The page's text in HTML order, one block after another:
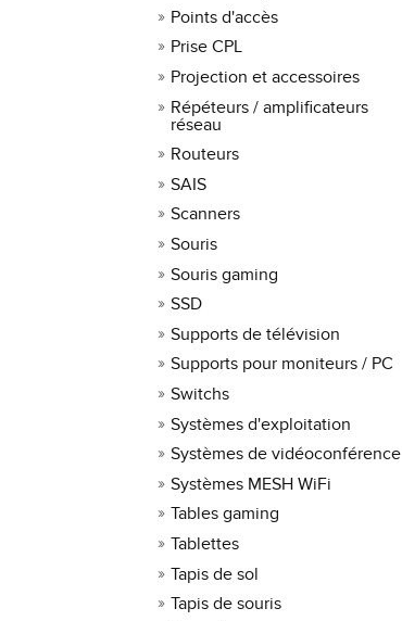
Points d'accès
Prise CPL
Projection et accessoires
Répéteurs / amplificateurs
réseau
Routeurs
SAIS
Scanners
Souris
Souris gaming
SSD
Supports de télévision
Supports pour moniteurs / PC
Switchs
Systèmes d'exploitation
Systèmes de vidéoconférence
Systèmes MESH WiFi
Tables gaming
Tablettes
Tapis de sol
Tapis de souris